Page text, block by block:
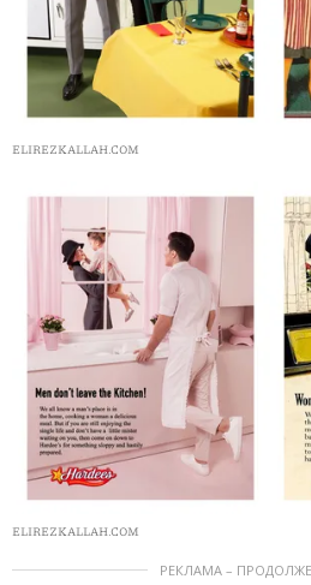
ELIREZKALLAH.COM
ELIREZKALLAH.COM
РЕКЛАМА –